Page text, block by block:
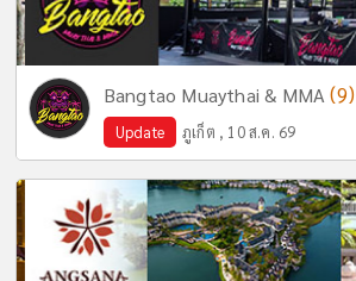
Bangtao Muaythai & MMA(9)
Update ภูเก็ต , 10 ส.ค. 69